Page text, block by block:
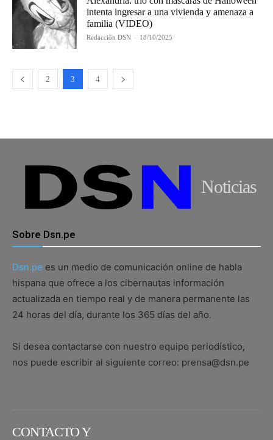
intenta ingresar a una vivienda y amenaza a
familia (VIDEO)
Redacción DSN - 18/10/2025
2 3 4
Noticias
Sobre Dsn.pe
Dsn.pe es un medio de comunicación online de habla
hispana que ofrece a los cibernautas información
actualizada en tiempo real y de manera permanente las
24 horas del día, durante los 365 días del año.
Si desea contactarse con nuestro equipo periodístico,
nos puede escribir al siguiente correo: prensa@dsn.pe
CONTACTO Y